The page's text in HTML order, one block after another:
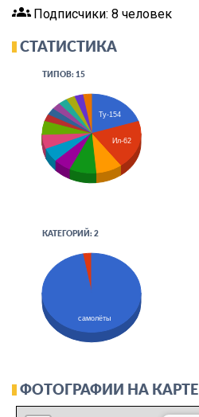
groups Подписчики: 8 человек
СТАТИСТИКА
ТИПОВ: 15
Ту-154
Ил-62
КАТЕГОРИЙ: 2
самолёты
ФОТОГРАФИИ НА КАРТЕ